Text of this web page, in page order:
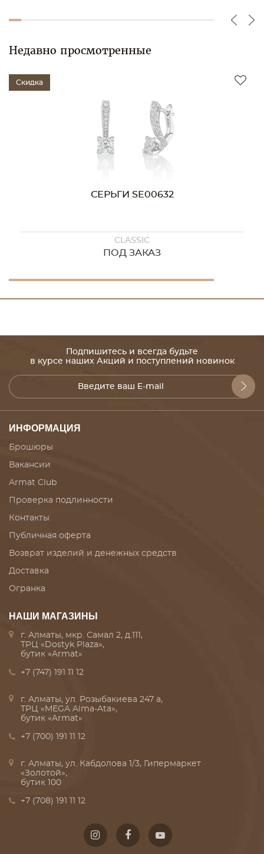
Недавно просмотренные
Скидка
СЕРЬГИ SE00632
CLASSIC
ПОД ЗАКАЗ
Подпишитесь и всегда будьте
в курсе наших Акций и поступлений новинок
ИНФОРМАЦИЯ
Брошюры
Вакансии
Armat Club
Проверка подлинности
Контакты
Публичная оферта
Возврат изделий и денежных средств
Доставка
Огранка
НАШИ МАГАЗИНЫ
г. Алматы, мкр. Самал 2, д.111,
ТРЦ «Dostyk Plaza»,
бутик «Armat»
+7 (747) 191 11 12
г. Алматы, ул. Розыбакиева 247 а,
ТРЦ «MEGA Alma-Ata»,
бутик «Armat»
+7 (700) 191 11 12
г. Алматы, ул. Кабдолова 1/3, Гипермаркет
«Золотой»,
бутик 100
+7 (708) 191 11 12